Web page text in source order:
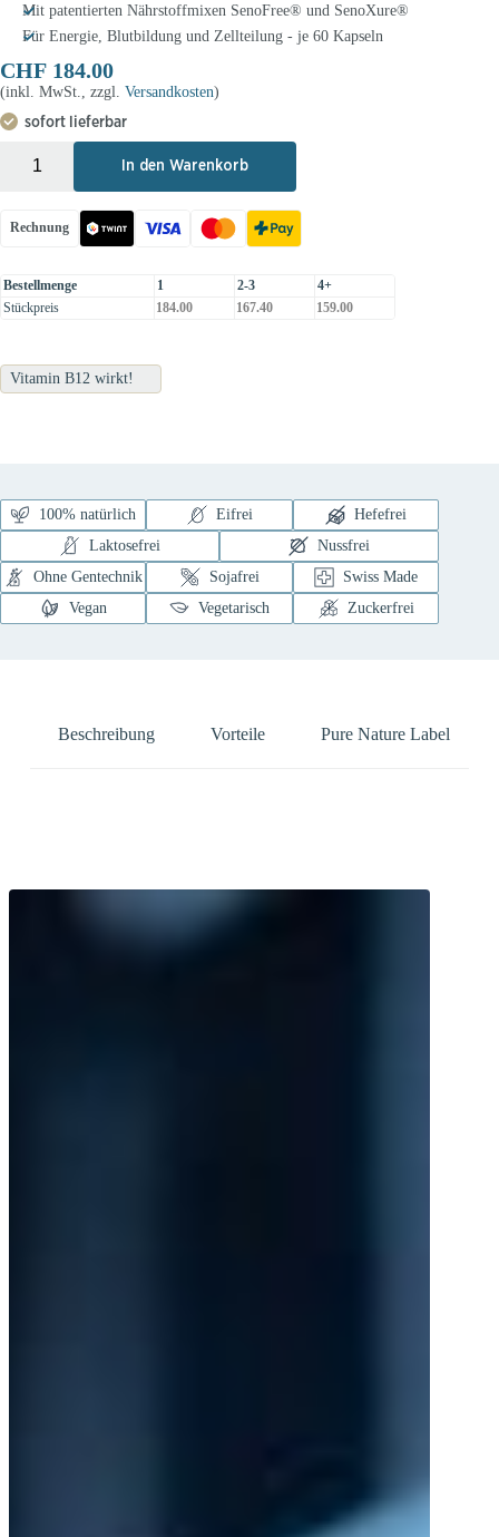
Mit patentierten Nährstoffmixen SenoFree® und SenoXure®
Für Energie, Blutbildung und Zellteilung - je 60 Kapseln
CHF 184.00
(inkl. MwSt., zzgl. Versandkosten)
sofort lieferbar
In den Warenkorb
Rechnung
Bestellmenge 1 2-3
4+
Stückpreis
184.00 167.40 159.00
Vitamin B12 wirkt!
100% natürlich Eifrei
Hefefrei
Laktosefrei
Nussfrei
Ohne Gentechnik
Sojafrei
Swiss Made
Vegan
Vegetarisch Zuckerfrei
Beschreibung Vorteile Pure Nature Label